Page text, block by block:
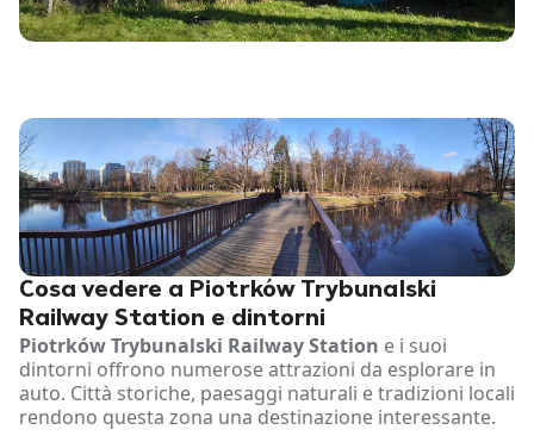
Cosa vedere a Piotrków Trybunalski
Railway Station e dintorni
Piotrków Trybunalski Railway Station e i suoi
dintorni offrono numerose attrazioni da esplorare in
auto. Città storiche, paesaggi naturali e tradizioni locali
rendono questa zona una destinazione interessante.